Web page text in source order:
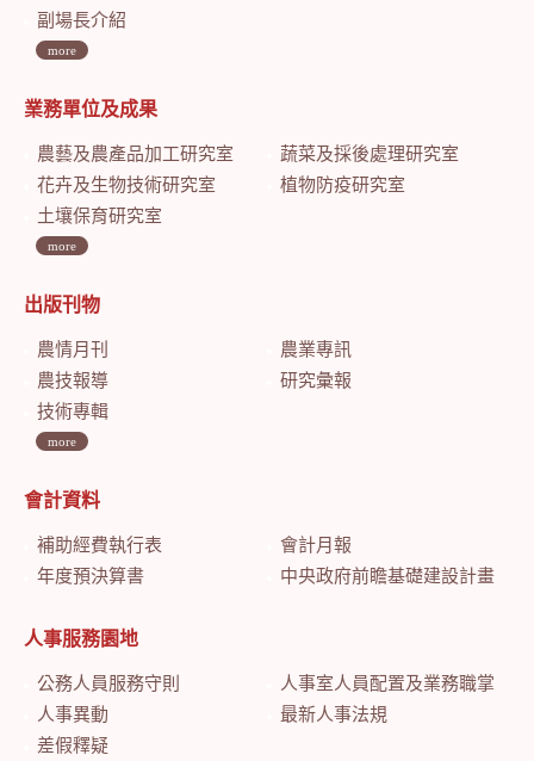
副場長介紹
more
業務單位及成果
農藝及農產品加工研究室
蔬菜及採後處理研究室
花卉及生物技術研究室
植物防疫研究室
土壤保育研究室
more
出版刊物
農情月刊
農業專訊
農技報導
研究彙報
技術專輯
more
會計資料
補助經費執行表
會計月報
年度預決算書
中央政府前瞻基礎建設計畫特別預算會計月報
人事服務園地
公務人員服務守則
人事室人員配置及業務職掌
人事異動
最新人事法規
差假釋疑